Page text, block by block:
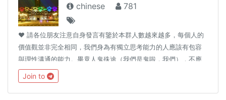
chinese
781
❤️ 請各位朋友注意自身發言有鑒於本群人數越來越多，每個人的
價值觀並非完全相同，我們身為有獨立思考能力的人應該有包容
與理性溝通的能力。畢竟人鬼殊途（我們是鬼啦，我們），不應
將萌萌的不理性帶入本群中。另外本群組為公開群組，因此如果
有反同人士進入，我們絕對歡迎，但同樣請理性溝通。最後，我
們秉持促進溝通的原則，管理員不會逕自移除任何言論，但若有
Join to